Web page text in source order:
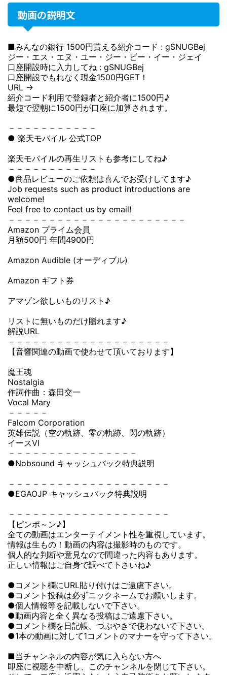
動画の説明文
■みんなの銀行 1500円貰える紹介コード : gSNUGBej
ジー・エス・エヌ・ユー・ジー・ビー・イー・ジェイ
口座開設時に入力してね : gSNUGBej
口座開設でもれなく現金1500円GET！
URL →
紹介コード利用で登録者と紹介者に1500円♪
最短で翌朝に1500円が口座に加算されます。
－－－－－－－－－－－
● 楽天モバイル 公式TOP
楽天モバイルの再生リストも参考にしてね♪
－－－－－－－－－－－
●商品レビューのご依頼は喜んでお受けしてます♪
Job requests such as product introductions are
welcome!
Feel free to contact us by email!
－－－－－－－－－－－－－－－－－－－－－－
Amazon プライム会員
月額500円 年間4900円
Amazon Audible (オーディブル)
Amazon ギフト券
アマゾン欲しいものリスト♪
リストに無いものだけ贈れます♪
解説URL
－－－－－－－－－－－－－－－－－－－－
【音響関連の動画で使わせて頂いております】
魔王魂
Nostalgia
作詞作曲：森田交一
Vocal Mary
－－－－－
Falcom Corporation
英雄伝説（空の軌跡、零の軌跡、閃の軌跡）
イースVI
－－－－－－－－－－－－－－－－
●Nobsound キャッシュバック特典説明
－－－－－－－－－－－－－－－－－－－－
●EGAOJP キャッシュバック特典説明
－－－－－－－－－－－－－－－－－－－－
【ピンポ～ン♪】
全ての動画はエンターテイメント性を重視しています。
情報は生もの！動画の内容は撮影時のものです。
個人的な判断や意見なので間違った内容もあります。
正しい情報はご自身で調べて下さいね♪
●コメント欄にURL貼り付けはご遠慮下さい。
●コメント投稿は必ずニックネームでお願いします。
●個人情報等を記載しないで下さい。
●動画内容と全く異なる投稿はご遠慮下さい。
●コメント欄を日記帳、つぶやきで使わないで下さい。
●1本の動画に対して1コメントのマナーを守って下さい。
■当チャンネルの内容が気に入らない方へ
即座に視聴を中断し、このチャンネルを閉じて下さい。